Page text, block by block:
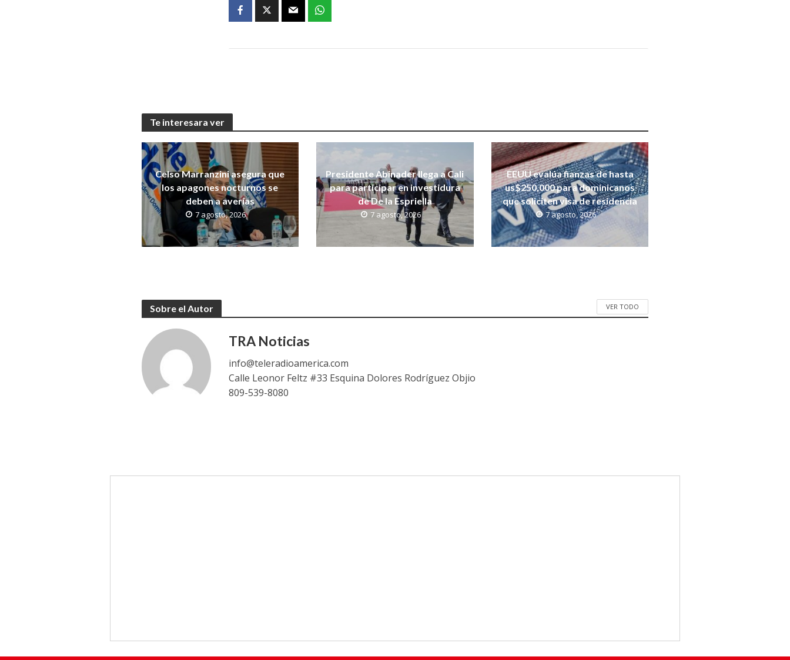
Te interesara ver
Celso Marranzini asegura que
los apagones nocturnos se
deben a averías
7 agosto, 2026
Presidente Abinader llega a Cali
para participar en investidura
de De la Espriella
7 agosto, 2026
EEUU evalúa fianzas de hasta
us$250,000 para dominicanos
que soliciten visa de residencia
7 agosto, 2026
Sobre el Autor VER TODO
TRA Noticias
info@teleradioamerica.com
Calle Leonor Feltz #33 Esquina Dolores Rodríguez Objio
809-539-8080